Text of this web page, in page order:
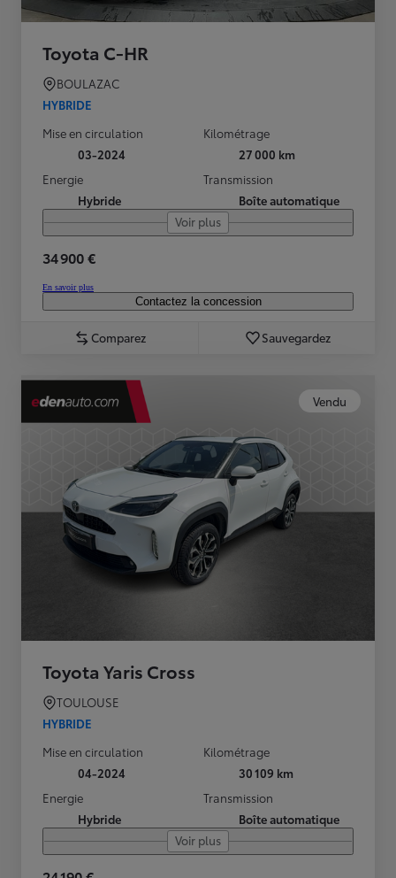
Toyota C-HR
BOULAZAC
HYBRIDE
Mise en circulation
03-2024
Kilométrage
27 000 km
Energie
Hybride
Transmission
Boîte automatique
Voir plus
34 900 €
En savoir plus
Contactez la concession
Comparez Sauvegardez
Vendu
Toyota Yaris Cross
TOULOUSE
HYBRIDE
Mise en circulation
04-2024
Kilométrage
30 109 km
Energie
Hybride
Transmission
Boîte automatique
Voir plus